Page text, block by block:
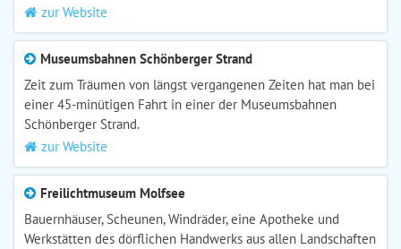
zur Website
Museumsbahnen Schönberger Strand
Zeit zum Träumen von längst vergangenen Zeiten hat man bei
einer 45-minütigen Fahrt in einer der Museumsbahnen
Schönberger Strand.
zur Website
Freilichtmuseum Molfsee
Bauernhäuser, Scheunen, Windräder, eine Apotheke und
Werkstätten des dörflichen Handwerks aus allen Landschaften